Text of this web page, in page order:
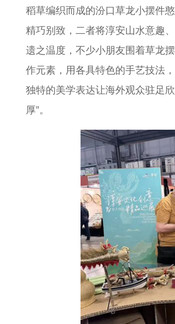
稻草编织而成的汾口草龙小摆件
精巧别致，二者将淳安山水意趣
遗之温度，不少小朋友围着草龙
作元素，用各具特色的手艺技法
独特的美学表达让海外观众驻足
厚”。